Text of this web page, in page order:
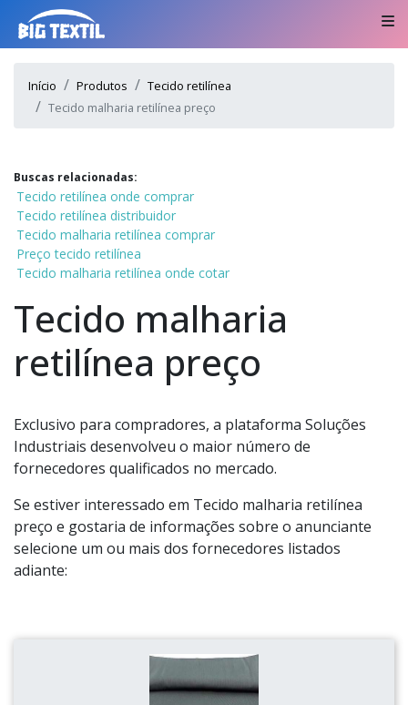
Início Produtos
Tecido retilínea
Tecido malharia retilínea preço
Buscas relacionadas:
Tecido retilínea onde comprar
Tecido retilínea distribuidor
Tecido malharia retilínea comprar
Preço tecido retilínea
Tecido malharia retilínea onde cotar
Tecido malharia
retilínea preço
Exclusivo para compradores, a plataforma Soluções
Industriais desenvolveu o maior número de
fornecedores qualificados no mercado.
Se estiver interessado em Tecido malharia retilínea
preço e gostaria de informações sobre o anunciante
selecione um ou mais dos fornecedores listados
adiante: